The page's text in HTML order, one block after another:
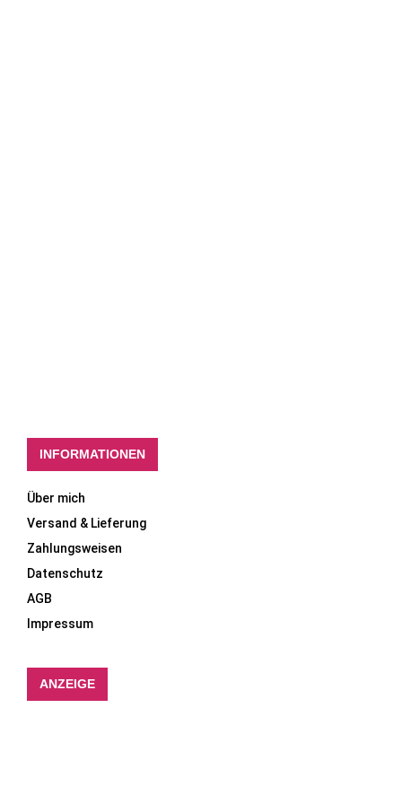
INFORMATIONEN
Über mich
Versand & Lieferung
Zahlungsweisen
Datenschutz
AGB
Impressum
ANZEIGE